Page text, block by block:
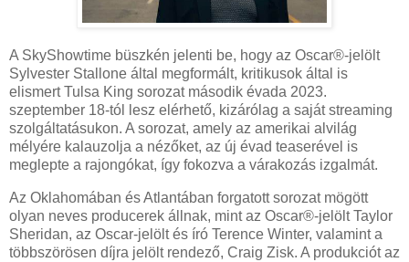
A SkyShowtime büszkén jelenti be, hogy az Oscar®-jelölt
Sylvester Stallone által megformált, kritikusok által is
elismert Tulsa King sorozat második évada 2023.
szeptember 18-tól lesz elérhető, kizárólag a saját streaming
szolgáltatásukon. A sorozat, amely az amerikai alvilág
mélyére kalauzolja a nézőket, az új évad teaserével is
meglepte a rajongókat, így fokozva a várakozás izgalmát.
Az Oklahomában és Atlantában forgatott sorozat mögött
olyan neves producerek állnak, mint az Oscar®-jelölt Taylor
Sheridan, az Oscar-jelölt és író Terence Winter, valamint a
többszörösen díjra jelölt rendező, Craig Zisk. A produkciót az